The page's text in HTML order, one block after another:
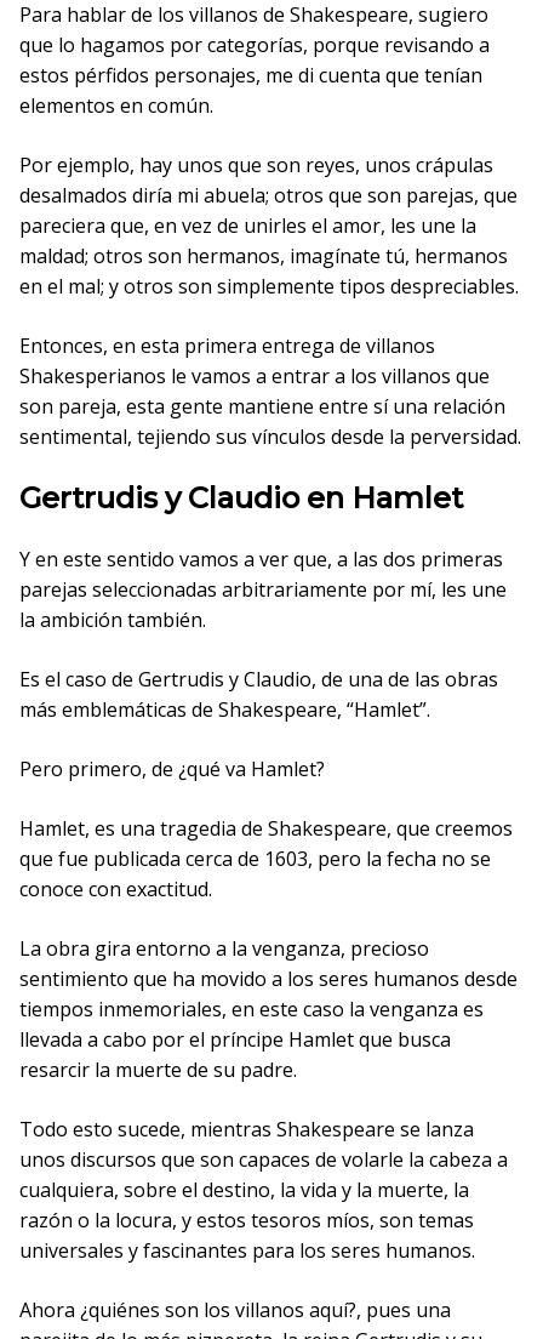
Para hablar de los villanos de Shakespeare, sugiero
que lo hagamos por categorías, porque revisando a
estos pérfidos personajes, me di cuenta que tenían
elementos en común.
Por ejemplo, hay unos que son reyes, unos crápulas
desalmados diría mi abuela; otros que son parejas, que
pareciera que, en vez de unirles el amor, les une la
maldad; otros son hermanos, imagínate tú, hermanos
en el mal; y otros son simplemente tipos despreciables.
Entonces, en esta primera entrega de villanos
Shakesperianos le vamos a entrar a los villanos que
son pareja, esta gente mantiene entre sí una relación
sentimental, tejiendo sus vínculos desde la perversidad.
Gertrudis y Claudio en Hamlet
Y en este sentido vamos a ver que, a las dos primeras
parejas seleccionadas arbitrariamente por mí, les une
la ambición también.
Es el caso de Gertrudis y Claudio, de una de las obras
más emblemáticas de Shakespeare, “Hamlet”.
Pero primero, de ¿qué va Hamlet?
Hamlet, es una tragedia de Shakespeare, que creemos
que fue publicada cerca de 1603, pero la fecha no se
conoce con exactitud.
La obra gira entorno a la venganza, precioso
sentimiento que ha movido a los seres humanos desde
tiempos inmemoriales, en este caso la venganza es
llevada a cabo por el príncipe Hamlet que busca
resarcir la muerte de su padre.
Todo esto sucede, mientras Shakespeare se lanza
unos discursos que son capaces de volarle la cabeza a
cualquiera, sobre el destino, la vida y la muerte, la
razón o la locura, y estos tesoros míos, son temas
universales y fascinantes para los seres humanos.
Ahora ¿quiénes son los villanos aquí?, pues una